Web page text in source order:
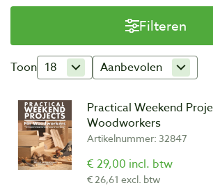
Filteren
Toon 18 Aanbevolen
Practical Weekend
Woodworkers
Artikelnummer: 32847
€ 29,00 incl. btw
€ 26,61 excl. btw